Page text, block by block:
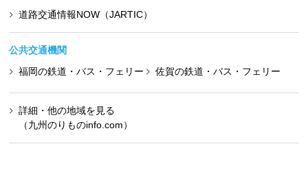
道路交通情報NOW（JARTIC）
公共交通機関
福岡の鉄道・バス・フェリー
佐賀の鉄道・バス・フェリー
詳細・他の地域を見る
（九州のりものinfo.com）